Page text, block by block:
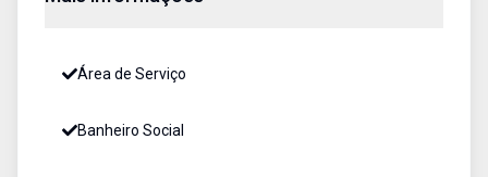
Área de Serviço
Banheiro Social